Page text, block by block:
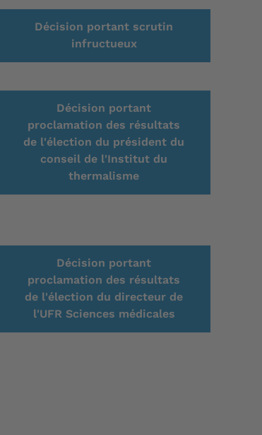
Décision portant scrutin
infructueux
Décision portant
proclamation des résultats
de l'élection du président du
conseil de l'Institut du
thermalisme
Décision portant
proclamation des résultats
de l'élection du directeur de
l'UFR Sciences médicales